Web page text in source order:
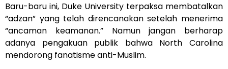
Baru-baru ini, Duke University terpaksa membatalkan
“adzan” yang telah direncanakan setelah menerima
“ancaman keamanan.” Namun jangan berharap
adanya pengakuan publik bahwa North Carolina
mendorong fanatisme anti-Muslim.